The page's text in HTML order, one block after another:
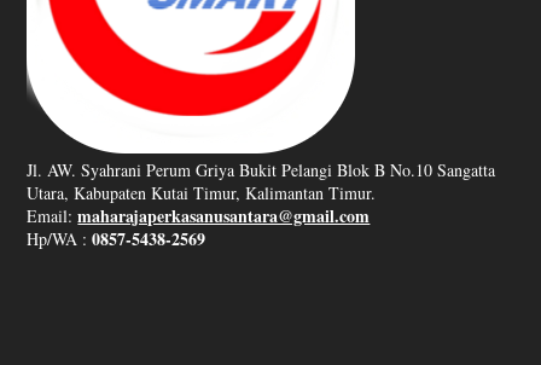
Jl. AW. Syahrani Perum Griya Bukit Pelangi Blok B No.10 Sangatta
Utara, Kabupaten Kutai Timur, Kalimantan Timur.
Email:maharajaperkasanusantara@gmail.com
Hp/WA :0857-5438-2569